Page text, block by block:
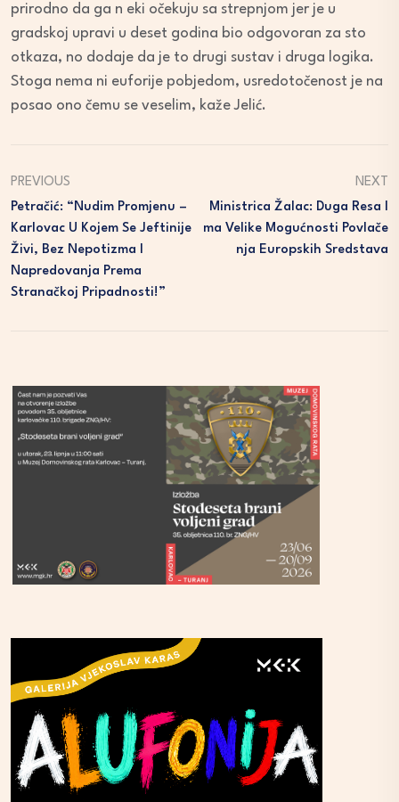
prirodno da ga n eki očekuju sa strepnjom jer je u
gradskoj upravi u deset godina bio odgovoran za sto
otkaza, no dodaje da je to drugi sustav i druga logika.
Stoga nema ni euforije pobjedom, usredotočenost je na
posao ono čemu se veselim, kaže Jelić.
PREVIOUS
Petračić: “Nudim Promjenu –
Karlovac U Kojem Se Jeftinije
Živi, Bez Nepotizma I
Napredovanja Prema
Stranačkoj Pripadnosti!”
NEXT
Ministrica Žalac: Duga Resa I
Ma Velike Mogućnosti Povlače
Nja Europskih Sredstava